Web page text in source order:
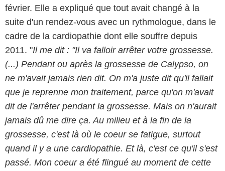
février. Elle a expliqué que tout avait changé à la
suite d'un rendez-vous avec un rythmologue, dans le
cadre de la cardiopathie dont elle souffre depuis
2011. "Il me dit : "Il va falloir arrêter votre grossesse.
(...) Pendant ou après la grossesse de Calypso, on
ne m'avait jamais rien dit. On m'a juste dit qu'il fallait
que je reprenne mon traitement, parce qu'on m'avait
dit de l'arrêter pendant la grossesse. Mais on n'aurait
jamais dû me dire ça. Au milieu et à la fin de la
grossesse, c'est là où le coeur se fatigue, surtout
quand il y a une cardiopathie. Et là, c'est ce qu'il s'est
passé. Mon coeur a été flingué au moment de cette